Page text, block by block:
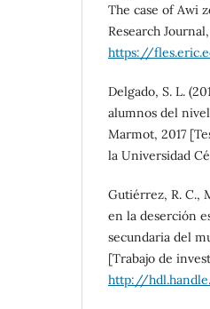
The case of Awi
Research
https://
Delgado, S. L.
alumnos del
Marmot, 2017
la Universidad
Gutiérrez, R. C.,
en la deserción
secundaria del
[Trabajo de
http://